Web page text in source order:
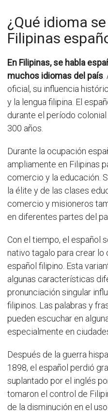
¿Qué idioma
Filipinas
En Filipinas, se habla
muchos idiomas del país
oficial, su influencia
y la lengua filipina. El
durante el período
300 años.
Durante la ocupación
ampliamente en Filipinas
comercio y la educación.
la élite y de las clases
comercio y misioneros
en diferentes partes del
Con el tiempo, el español
nativo tagalo para crear
español filipino. Esta
algunas características
pronunciación singular
filipinos. Las palabras y
pueden escuchar en
especialmente en
Después de la guerra
1898, el español perdió
suplantado por el inglés
tomaron el control de
de la disminución en el